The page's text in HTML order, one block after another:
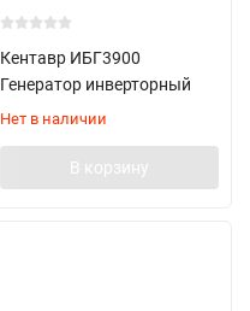
Кентавр ИБГ3900
Генератор инверторный
Нет в наличии
В корзину